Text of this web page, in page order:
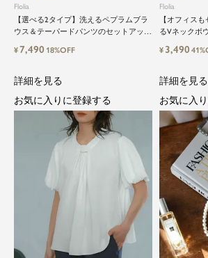
鮮度アップを重ねつづける、
性のためのスーツファッショ
オフィスやマザーシーンで活躍する
ーツ。気負わずに着て頂ける素敵な一
Floliaの提案するスーツです。
品よく艶やかに着こなすことのできる
セットアップから、故人を偲ぶのに相
感のあるブラックフォーマルまで幅
せて頂きます。
Flolia
【選べる2タイプ】洗えるペプラムブラ
ウス＆テーパードパンツのセットアップ
¥7,490 18%OFF
Flolia
【オフィス
るVネックボ
¥ 3,490
詳細を見る
お気に入りに登録する
詳細を見る
お気に入